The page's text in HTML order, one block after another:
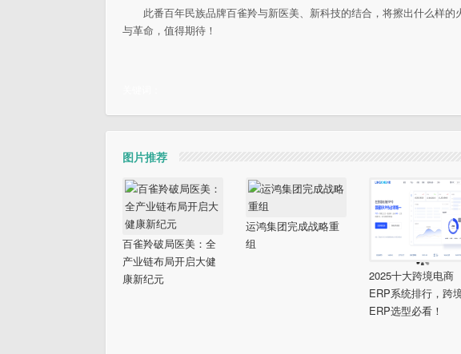
此番百年民族品牌百雀羚与新医美、新科技的结合，将擦出什么样的
与革命，值得期待！
图片推荐
百雀羚破局医美：全
产业链布局开启大健
康新纪元
运鸿集团完成战略重
组
2025十大跨境电商
ERP系统排行，跨
ERP选型必看！